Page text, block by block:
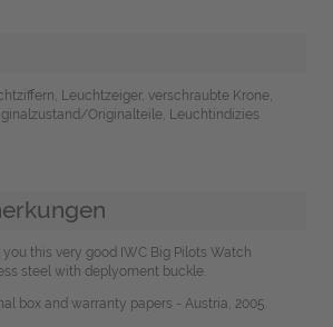
Leuchtzeiger, verschraubte Krone,
Originalteile, Leuchtindizies
this very good IWC Big Pilots Watch
steel with deplyoment buckle.
box and warranty papers - Austria, 2005.